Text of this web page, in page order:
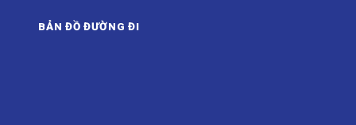
BẢN ĐỒ ĐƯỜNG ĐI